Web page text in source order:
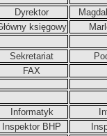
Dyrektor
księgowy
Sekretariat
FAX
Informatyk
Inspektor BHP